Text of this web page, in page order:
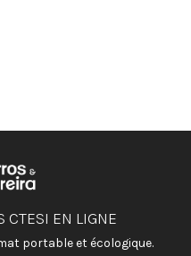
CTESI EN LIGNE
portable et écologique.